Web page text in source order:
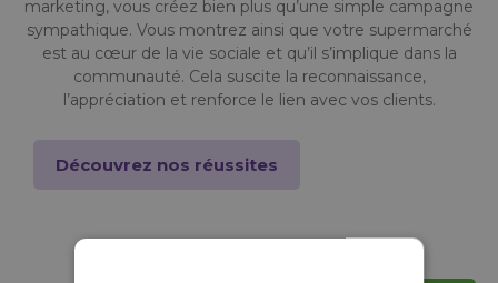
marketing, vous créez bien plus qu’une simple campagne
sympathique. Vous montrez ainsi que votre supermarché
est au cœur de la vie sociale et qu’il s’implique dans la
communauté. Cela suscite la reconnaissance,
l’appréciation et renforce le lien avec vos clients.
Découvrez nos réussites